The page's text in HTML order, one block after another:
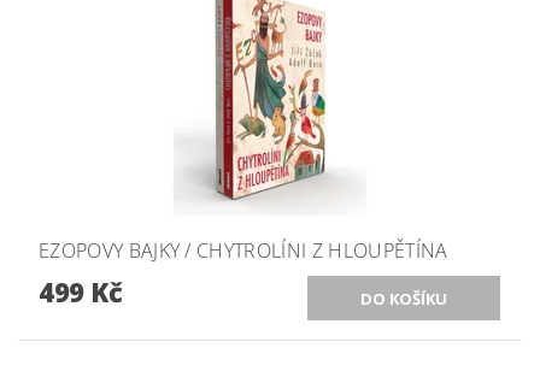
EZOPOVY BAJKY / CHYTROLÍNI Z HLOUPĚTÍNA
499 Kč